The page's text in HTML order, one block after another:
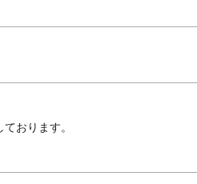
おります。